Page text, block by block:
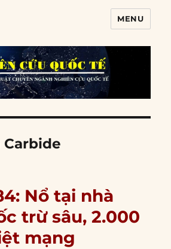
MENU
Carbide
Nổ tại nhà
trừ sâu, 2.000
mạng